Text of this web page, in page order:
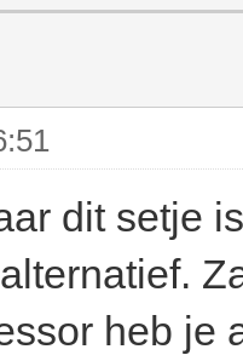
dit setje
heb je